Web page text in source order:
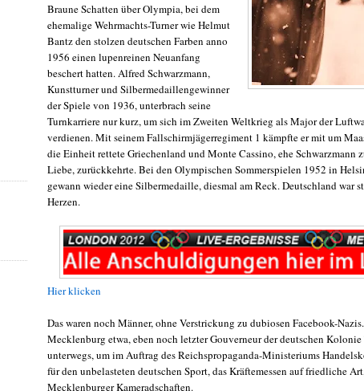
Braune Schatten über Olympia, bei dem
ehemalige Wehrmachts-Turner wie Helmut
Bantz den stolzen deutschen Farben anno
1956 einen lupenreinen Neuanfang
beschert hatten. Alfred Schwarzmann,
Kunstturner und Silbermedaillengewinner
der Spiele von 1936, unterbrach seine
Turnkarriere nur kurz, um sich im Zweiten Weltkrieg als Major der
verdienen. Mit seinem Fallschirmjägerregiment 1 kämpfte er mit um
die Einheit rettete Griechenland und Monte Cassino, ehe Schwarzmann
Liebe, zurückkehrte. Bei den Olympischen Sommerspielen 1952 in
gewann wieder eine Silbermedaille, diesmal am Reck. Deutschland war
Herzen.
Hier klicken
Das waren noch Männer, ohne Verstrickung zu dubiosen Facebook-
Mecklenburg etwa, eben noch letzter Gouverneur der deutschen
unterwegs, um im Auftrag des Reichspropaganda-Ministeriums
für den unbelasteten deutschen Sport, das Kräftemessen auf friedliche
Mecklenburger Kameradschaften.